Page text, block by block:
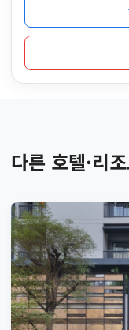
다른 호텔·리